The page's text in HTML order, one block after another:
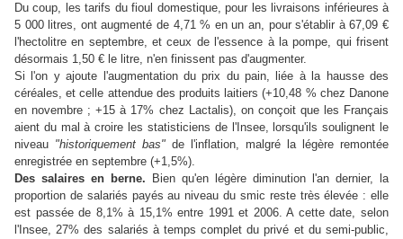
Du coup, les tarifs du fioul domestique, pour les livraisons inférieures à
5 000 litres, ont augmenté de 4,71 % en un an, pour s'établir à 67,09 €
l'hectolitre en septembre, et ceux de l'essence à la pompe, qui frisent
désormais 1,50 € le litre, n'en finissent pas d'augmenter.
Si l'on y ajoute l'augmentation du prix du pain, liée à la hausse des
céréales, et celle attendue des produits laitiers (+10,48 % chez Danone
en novembre ; +15 à 17% chez Lactalis), on conçoit que les Français
aient du mal à croire les statisticiens de l'Insee, lorsqu'ils soulignent le
niveau "historiquement bas" de l'inflation, malgré la légère remontée
enregistrée en septembre (+1,5%).
Des salaires en berne. Bien qu'en légère diminution l'an dernier, la
proportion de salariés payés au niveau du smic reste très élevée : elle
est passée de 8,1% à 15,1% entre 1991 et 2006. A cette date, selon
l'Insee, 27% des salariés à temps complet du privé et du semi-public,